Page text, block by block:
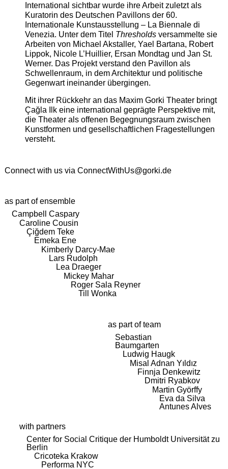
International sichtbar wurde ihre Arbeit zuletzt als
Kuratorin des Deutschen Pavillons der 60.
Internationale Kunstausstellung – La Biennale di
Venezia. Unter dem Titel Thresholdsversammelte sie
Arbeiten von Michael Akstaller, Yael Bartana, Robert
Lippok, Nicole L’Huillier, Ersan Mondtag und Jan St.
Werner. Das Projekt verstand den Pavillon als
Schwellenraum, in dem Architektur und politische
Gegenwart ineinander übergingen.
Mit ihrer Rückkehr an das Maxim Gorki Theater bringt
Çağla Ilk eine international geprägte Perspektive mit,
die Theater als offenen Begegnungsraum zwischen
Kunstformen und gesellschaftlichen Fragestellungen
versteht.
Connect with us via ConnectWithUs@gorki.de
as part of ensemble
Campbell Caspary
Caroline Cousin
Çiğdem Teke
Emeka Ene
Kimberly Darcy-Mae
Lars Rudolph
Lea Draeger
Mickey Mahar
Roger Sala Reyner
Till Wonka
as part of team
Sebastian
Baumgarten
Ludwig Haugk
Misal Adnan Yıldız
Finnja Denkewitz
Dmitri Ryabkov
Martin Györffy
Eva da Silva
Antunes Alves
with partners
Center for Social Critique der Humboldt Universität zu
Berlin
Cricoteka Krakow
Performa NYC